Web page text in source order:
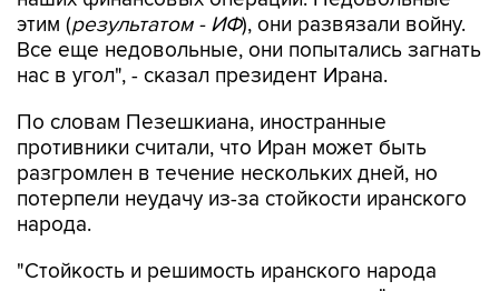
этим (результатом - ИФ), они развязали войну.
Все еще недовольные, они попытались загнать
нас в угол", - сказал президент Ирана.
По словам Пезешкиана, иностранные
противники считали, что Иран может быть
разгромлен в течение нескольких дней, но
потерпели неудачу из-за стойкости иранского
народа.
"Стойкость и решимость иранского народа